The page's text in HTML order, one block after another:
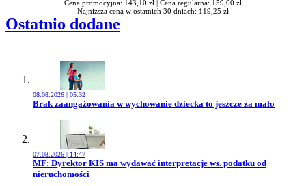
Cena promocyjna: 143,10 zł | Cena regularna: 159,00 zł
Najniższa cena w ostatnich 30 dniach: 119,25 zł
Ostatnio dodane
08.08.2026 | 05:32
Przejdź do artykułu:
Brak zaangażowania w wychowanie dziecka to jeszcze za mało
07.08.2026 | 14:47
Przejdź do artykułu:
MF: Dyrektor KIS ma wydawać interpretacje ws. podatku od
nieruchomości